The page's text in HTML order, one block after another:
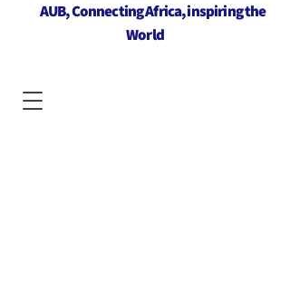
AUB, Connecting Africa, inspiring the
World